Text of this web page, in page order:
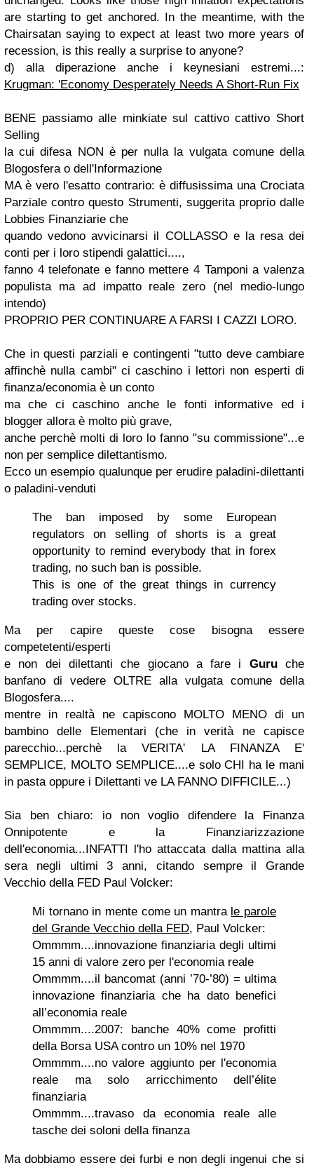
are starting to get anchored. In the meantime, with the
Chairsatan saying to expect at least two more years of
recession, is this really a surprise to anyone?
d) alla diperazione anche i keynesiani estremi...:
Krugman: 'Economy Desperately Needs A Short-Run Fix
BENE passiamo alle minkiate sul cattivo cattivo Short
Selling
la cui difesa NON è per nulla la vulgata comune della
Blogosferao dell'Informazione
MA è vero l'esatto contrario: è diffusissima una Crociata
Parziale contro questo Strumenti, suggerita proprio dalle
Lobbies Finanziarie che
quando vedono avvicinarsi il COLLASSO e la resa dei
conti per i loro stipendi galattici....,
fanno 4 telefonate e fanno mettere 4 Tamponi a valenza
populista ma ad impatto reale zero (nel medio-lungo
intendo)
PROPRIO PER CONTINUARE A FARSI I CAZZI LORO.
Che in questi parziali e contingenti "tutto deve cambiare
affinchè nulla cambi"ci caschino i lettori non esperti di
finanza/economia è un conto
ma che ci caschino anche le fonti informative ed i
blogger allora è molto più grave,
anche perchè molti di loro lo fanno "su commissione"...e
non per semplice dilettantismo.
Ecco un esempio qualunque per erudire paladini-dilettanti
o paladini-venduti
The ban imposed by some European
regulators on selling of shorts is a great
opportunity to remind everybody that in forex
trading, no such ban is possible.
This is one of the great things in currency
trading over stocks.
Ma per capire queste cose bisogna essere
competetenti/esperti
e non dei dilettanti che giocano a fare i Guruche
banfano di vedere OLTRE alla vulgata comune della
Blogosfera....
mentre in realtà ne capiscono MOLTO MENO di un
bambino delle Elementari (che in verità ne capisce
parecchio...perchè la VERITA' LA FINANZA E'
SEMPLICE, MOLTO SEMPLICE....e solo CHI ha le mani
in pasta oppure i Dilettanti ve LA FANNO DIFFICILE...)
Sia ben chiaro: io non voglio difendere la Finanza
Onnipotente e la Finanziarizzazione
dell'economia...INFATTI l'ho attaccata dalla mattina alla
sera negli ultimi 3 anni, citando sempre il Grande
Vecchio della FED Paul Volcker:
Mi tornano in mente come un mantra le parole
del Grande Vecchio della FED, Paul Volcker:
Ommmm....innovazione finanziaria degli ultimi
15 anni di valore zero per l'economia reale
Ommmm....il bancomat (anni ’70-’80) = ultima
innovazione finanziaria che ha dato benefici
all’economia reale
Ommmm....2007: banche 40% come profitti
della Borsa USA contro un 10% nel 1970
Ommmm....no valore aggiunto per l'economia
reale ma solo arricchimento dell’élite
finanziaria
Ommmm....travaso da economia reale alle
tasche dei soloni della finanza
Ma dobbiamo essere dei furbi e non degli ingenui che si